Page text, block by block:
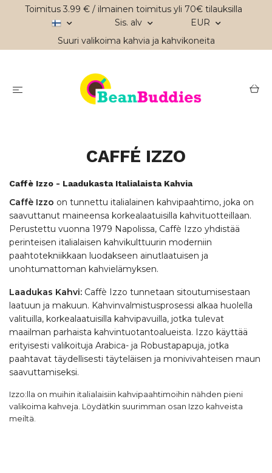
Toimitus 3.99 € / ilmainen toimitus yli 70€ tilauksilla
Sis. alv
EUR
Suuri valikoima kahvia ja kahvikoneita
CAFFÉ IZZO
Caffè Izzo - Laadukasta Italialaista Kahvia
Caffè Izzo on tunnettu italialainen kahvipaahtimo, joka on
saavuttanut maineensa korkealaatuisilla kahvituotteillaan.
Perustettu vuonna 1979 Napolissa, Caffè Izzo yhdistää
perinteisen italialaisen kahvikulttuurin moderniin
paahtotekniikkaan luodakseen ainutlaatuisen ja
unohtumattoman kahvielämyksen.
Laadukas Kahvi: Caffè Izzo tunnetaan sitoutumisestaan
laatuun ja makuun. Kahvinvalmistusprosessi alkaa huolella
valituilla, korkealaatuisilla kahvipavuilla, jotka tulevat
maailman parhaista kahvintuotantoalueista. Izzo käyttää
erityisesti valikoituja Arabica- ja Robustapapuja, jotka
paahtavat täydellisesti täyteläisen ja monivivahteisen maun
saavuttamiseksi.
Izzo:lla on muihin italialaisiin kahvipaahtimoihin nähden pieni
valikoima kahveja. Löydätkin suurimman osan Izzo kahveista
meiltä.